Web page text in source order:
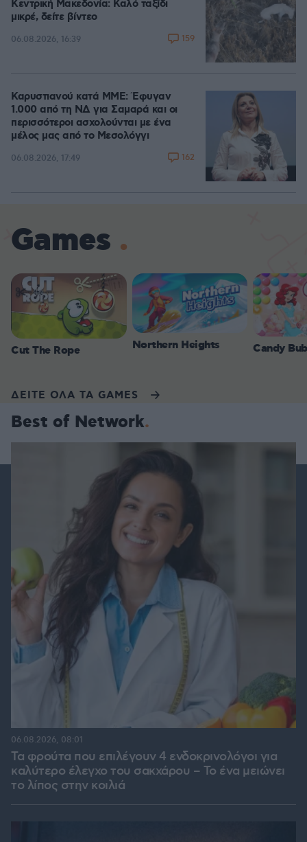
Κεντρική Μακεδονία: Καλό ταξίδι
μικρέ, δείτε βίντεο
06.08.2026, 16:39 159
Καρυστιανού κατά ΜΜΕ: Έφυγαν
1.000 από τη ΝΔ για Σαμαρά και οι
περισσότεροι ασχολούνται με ένα
μέλος μας από το Μεσολόγγι
06.08.2026, 17:49 162
Games
Cut The Rope Northern Heights Candy
ΔΕΙΤΕ ΟΛΑ ΤΑ GAMES
Best of Network
Τα φρούτα που επιλέγουν 4 ενδοκρινολόγοι για
καλύτερο έλεγχο του σακχάρου – Το ένα μειώνει
το λίπος στην κοιλιά
06.08.2026, 08:01